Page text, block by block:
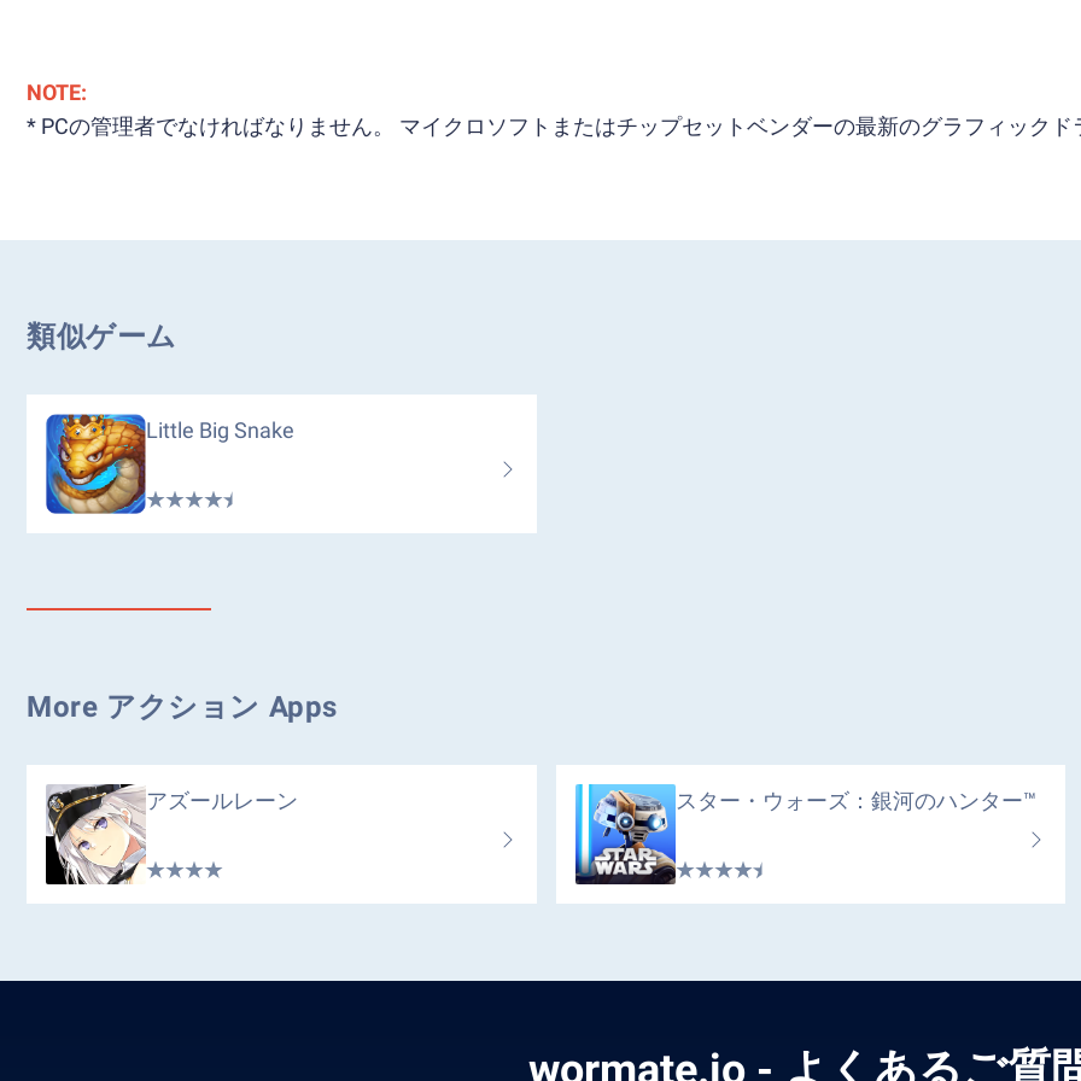
NOTE:
* PCの管理者でなければなりません。 マイクロソフトまたはチップセットベンダーの最新のグラフィックド
類似ゲーム
Little Big Snake
More アクション Apps
アズールレーン スター・ウォーズ：銀河のハンター™
wormate.io - よくあるご質